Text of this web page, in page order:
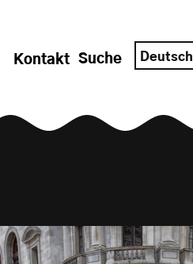
Kontakt Suche Deutsch